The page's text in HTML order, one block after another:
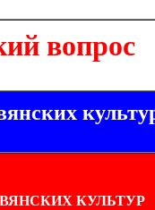
вопрос
КУЛЬТУР